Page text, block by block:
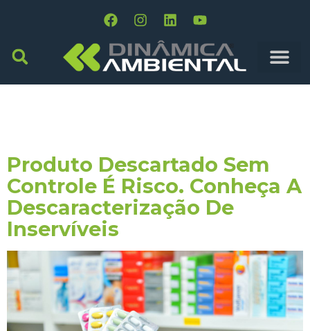
Produto Descartado Sem
Controle É Risco. Conheça A
Descaracterização De
Inservíveis